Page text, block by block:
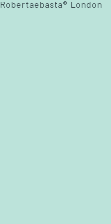
Robertaebasta® London